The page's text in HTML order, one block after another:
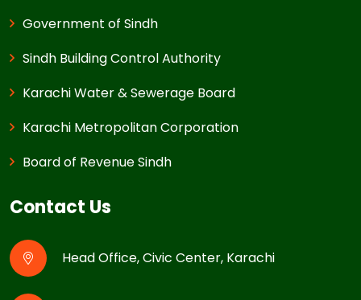
Government of Sindh
Sindh Building Control Authority
Karachi Water & Sewerage Board
Karachi Metropolitan Corporation
Board of Revenue Sindh
Contact Us
Head Office, Civic Center, Karachi